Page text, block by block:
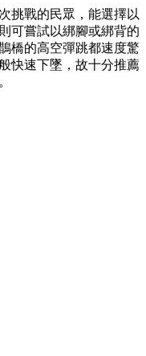
挑戰的民眾，能選擇以
可嘗試以綁腳或綁背的
橋的高空彈跳都速度驚
快速下墜，故十分推薦